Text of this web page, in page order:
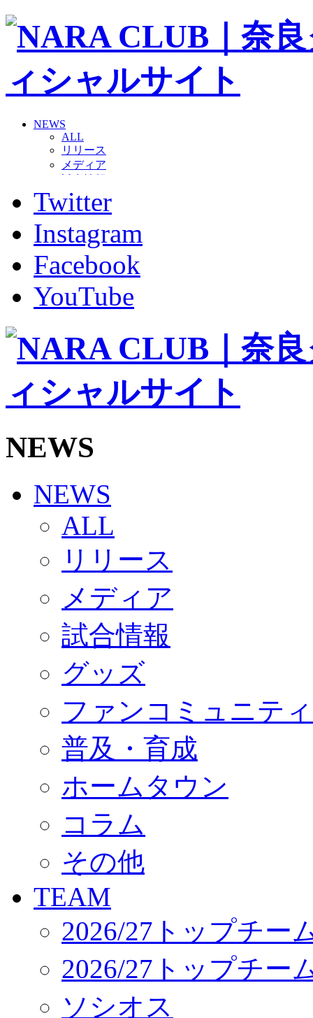
NEWS
ALL
リリース
メディア
グッズ
ファンコミュニティ
ホームタウン
コラム
その他
TEAM
2026/27トップチーム
2026/27トップチームスタッフ
バモス
チアダンススクール
ボランティアチーム「volundeer」
ビクトリーロード
HOMEGAME
観戦ルール＆マナー
Jリーグ運営管理規定
写真・動画使用ガイドライン
SCHEDULE
2026/27
練習見学時のファンサービスについて
TICKET
奈良クラブ明治安田J3リーグ2026/27シーズン試
奈良クラブ明治安田Ｊ3リーグ 2026/27シーズン「
観戦ルール＆マナー
2026/27ファンコミュニティ
サポートショップ
GOODS
オフィシャルストア（実店舗）
オンラインストア
ACADEMY
アカデミーについて
コーチ&スタッフ
ジュニア
ジュニアユース
ユース
練習拠点（ナラディーア）
SCHOOL
CLUB
パートナー募集
クラブ理念
サステナビリティ
Web制作支援
応援プロジェクト
Twitter
Instagram
Facebook
YouTube
NEWS
NEWS
ALL
リリース
メディア
試合情報
グッズ
ファンコミュニティ
普及・育成
ホームタウン
コラム
その他
TEAM
2026/27トップチー
2026/27トップチー
ソシオス